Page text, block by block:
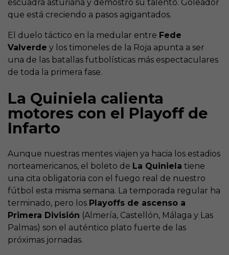
escuadra asturiana y demostró su talento. Goleador
que está creciendo a pasos agigantados.
El duelo táctico en la medular entre Fede
Valverde y los timoneles de la Roja apunta a ser
una de las batallas futbolísticas más espectaculares
de toda la primera fase.
La Quiniela calienta
motores con el Playoff de
Infarto
Aunque nuestras mentes viajen ya hacia los estadios
norteamericanos, el boleto de La Quiniela tiene
una cita obligatoria con el fuego real de nuestro
fútbol esta misma semana. La temporada regular ha
terminado, pero los Playoffs de ascenso a
Primera División (Almería, Castellón, Málaga y Las
Palmas) son el auténtico plato fuerte de las
próximas jornadas.